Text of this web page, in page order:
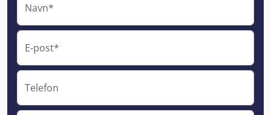
Navn*
E-post*
Telefon